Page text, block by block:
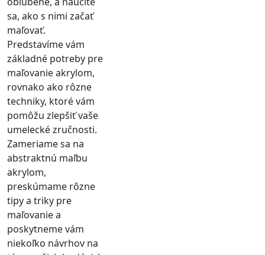
sa, ako s nimi začať
maľovať.
Predstavíme vám
základné potreby pre
maľovanie akrylom,
rovnako ako rôzne
techniky, ktoré vám
pomôžu zlepšiť vaše
umelecké zručnosti.
Zameriame sa na
abstraktnú maľbu
akrylom,
preskúmame rôzne
tipy a triky pre
maľovanie a
poskytneme vám
niekoľko návrhov na